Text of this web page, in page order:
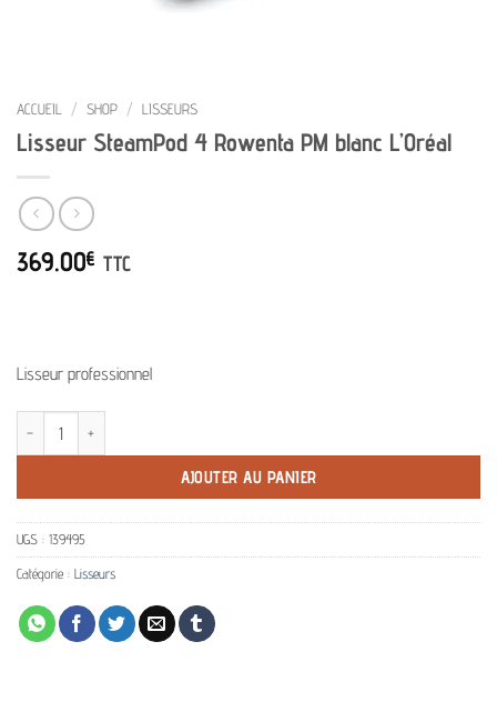
ACCUEIL / SHOP / LISSEURS
Lisseur SteamPod 4 Rowenta PM blanc L’Oréal
369.00€ TTC
Lisseur professionnel
quantité de Lisseur SteamPod 4 Rowenta PM blanc L'Oréal
AJOUTER AU PANIER
UGS : 139495
Catégorie : Lisseurs